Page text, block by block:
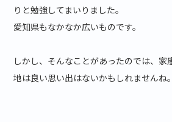
りと勉強してまいりました。
愛知県もなかなか広いものです。
しかし、そんなことがあったのでは、家
地は良い思い出はないかもしれませんね。